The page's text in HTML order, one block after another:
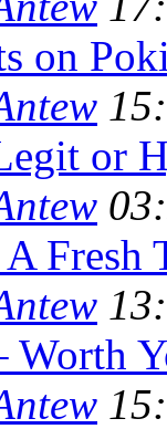
on
or
Fresh
Worth